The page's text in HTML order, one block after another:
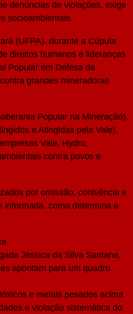
denúncias de violações, exige
socioambientais.
(UFPA), durante a Cúpula
direitos humanos e lideranças
Popular em Defesa da
grandes mineradoras
Popular na Mineração),
e Atingidas pela Vale),
Vale, Hydro,
contra povos e
por omissão, conivência e
informada, como determina a
Jéssica da Silva Santana,
apontam para um quadro
e metais pesados acima
e violação sistemática do